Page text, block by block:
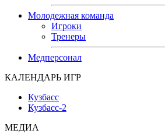
Молодежная команда
Игроки
Тренеры
Медперсонал
КАЛЕНДАРЬ ИГР
Кузбасс
Кузбасс-2
МЕДИА